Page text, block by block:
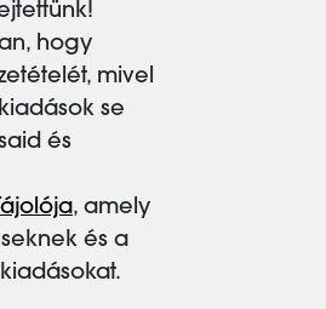
hogy
mivel
se
és
, amely
és a